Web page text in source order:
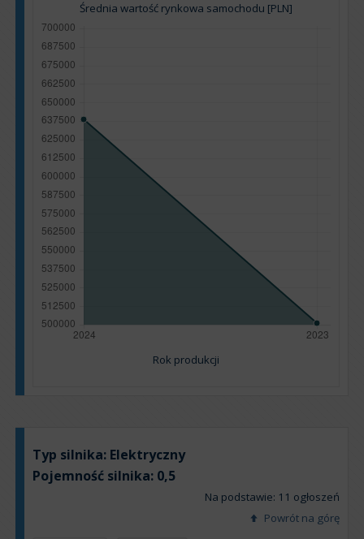
Średnia wartość rynkowa samochodu [PLN]
Rok produkcji
Typ silnika: Elektryczny
Pojemność silnika: 0,5
Na podstawie: 11 ogłoszeń
Powrót na górę